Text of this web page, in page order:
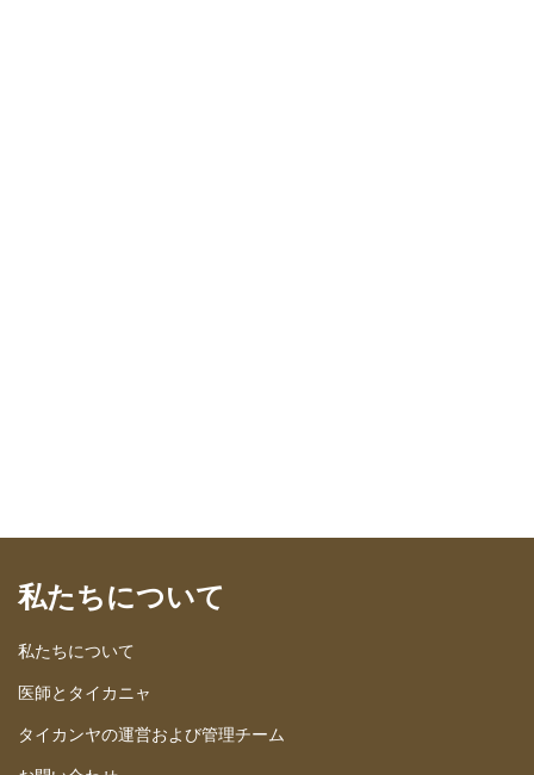
オンラインで医師に会う
オフィス
ドクターカンナビスクリニック＆ディスペンサリー
タイカンヤ自然医学博士（本社）